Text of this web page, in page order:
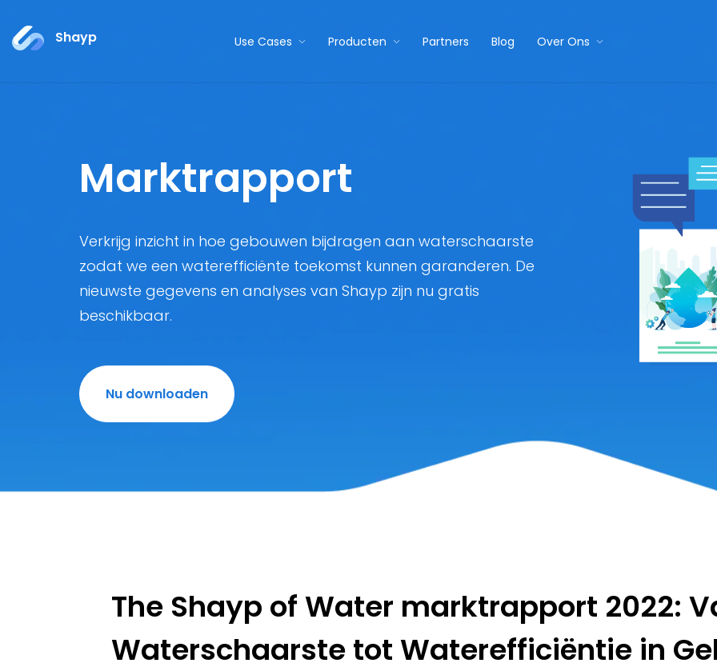
Shayp Use Cases Producten Partners Blog Over Ons
Marktrapport
Verkrijg inzicht in hoe gebouwen bijdragen aan waterschaarste
zodat we een waterefficiënte toekomst kunnen garanderen. De
nieuwste gegevens en analyses van Shayp zijn nu gratis
beschikbaar.
Nu downloaden
The Shayp of Water marktrapport 2022:
Waterschaarste tot Waterefficiëntie in